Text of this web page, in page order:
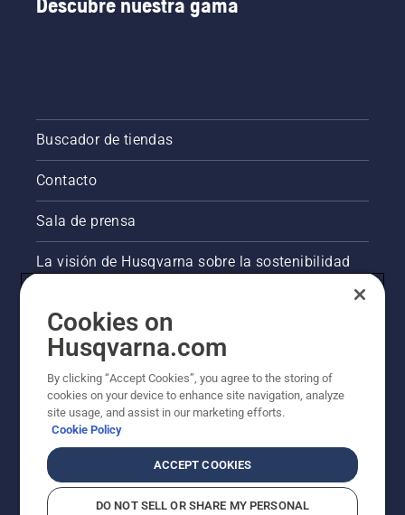
Buscador de tiendas
Contacto
Sala de prensa
La visión de Husqvarna sobre la sostenibilidad
Otros sitios de Husqvarna
Cookies on
Husqvarna.com
By clicking “Accept Cookies”, you agree to the storing of
cookies on your device to enhance site navigation, analyze
site usage, and assist in our marketing efforts.
Cookie Policy
ACCEPT COOKIES
DO NOT SELL OR SHARE MY PERSONAL